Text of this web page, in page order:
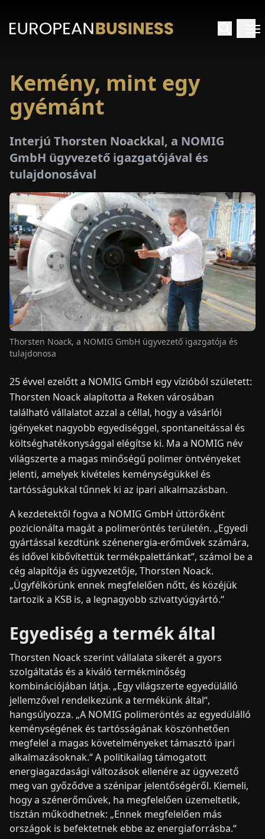
E-
PAPÍR
HÍREK
KAPCSOLAT
Kemény, mint egy
gyémánt
Interjú Thorsten Noackkal, a NOMIG
GmbH ügyvezető igazgatójával és
tulajdonosával
Thorsten Noack, a NOMIG GmbH ügyvezető igazgatója és
tulajdonosa
25 évvel ezelőtt a NOMIG GmbH egy vízióból született:
Thorsten Noack alapította a Reken városában
található vállalatot azzal a céllal, hogy a vásárlói
igényeket nagyobb egyediséggel, spontaneitással és
költséghatékonysággal elégítse ki. Ma a NOMIG név
világszerte a magas minőségű polimer öntvényeket
jelenti, amelyek kivételes keménységükkel és
tartósságukkal tűnnek ki az ipari alkalmazásban.
A kezdetektől fogva a NOMIG GmbH úttörőként
pozicionálta magát a polimeröntés területén. „Egyedi
gyártással kezdtünk szénenergia-erőművek számára,
és idővel kibővítettük termékpalettánkat“, számol be a
cég alapítója és ügyvezetője, Thorsten Noack.
„Ügyfélkörünk ennek megfelelően nőtt, és közéjük
tartozik a KSB is, a legnagyobb szivattyúgyártó.“
Egyediség a termék által
Thorsten Noack szerint vállalata sikerét a gyors
szolgáltatás és a kiváló termékminőség
kombinációjában látja. „Egy világszerte egyedülálló
jellemzővel rendelkezünk a termékünk által“,
hangsúlyozza. „A NOMIG polimeröntés az egyedülálló
keménységének és tartósságának köszönhetően
megfelel a magas követelményeket támasztó ipari
alkalmazásoknak.“ A politikailag támogatott
energiagazdasági változások ellenére az ügyvezető
meg van győződve a szénipar jelentőségéről. Kiemeli,
hogy a szénerőművek, ha megfelelően üzemeltetik,
tisztán működhetnek: „Ennek megfelelően más
országok is befektetnek ebbe az energiaforrásba.“